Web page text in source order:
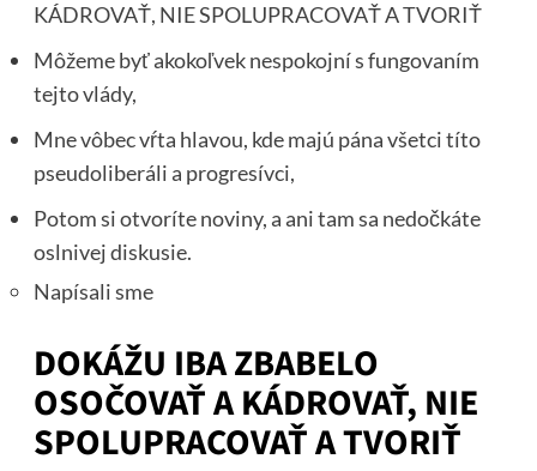
KÁDROVAŤ, NIE SPOLUPRACOVAŤ A TVORIŤ
Môžeme byť akokoľvek nespokojní s fungovaním
tejto vlády,
Mne vôbec vŕta hlavou, kde majú pána všetci títo
pseudoliberáli a progresívci,
Potom si otvoríte noviny, a ani tam sa nedočkáte
oslnivej diskusie.
Napísali sme
DOKÁŽU IBA ZBABELO
OSOČOVAŤ A KÁDROVAŤ, NIE
SPOLUPRACOVAŤ A TVORIŤ